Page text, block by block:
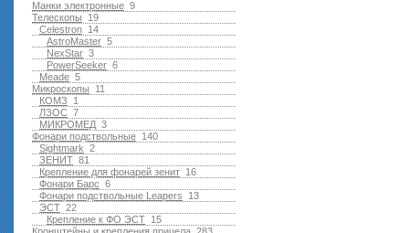
9
Манки электронные
19
Телескопы
14
Celestron
5
AstroMaster
3
NexStar
6
PowerSeeker
5
Meade
11
Микроскопы
1
КОМЗ
7
ЛЗОС
3
МИКРОМЕД
140
Фонари подствольные
2
Sightmark
81
ЗЕНИТ
16
Крепление для фонарей зенит
6
Фонари Барс
13
Фонари подствольные Leapers
22
ЭСТ
15
Крепление к ФО ЭСТ